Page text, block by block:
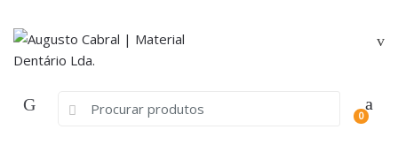
navigation
content
Search
0